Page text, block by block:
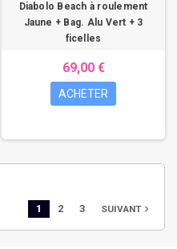
Diabolo Beach à roulement
Jaune + Bag. Alu Vert + 3
ficelles
69,00 €
ACHETER
1 2 3 SUIVANTnavigate_next